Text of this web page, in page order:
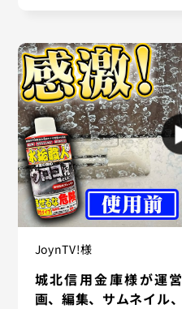
JoynTV!様
城北信用金庫様が運
画、編集、サムネイル